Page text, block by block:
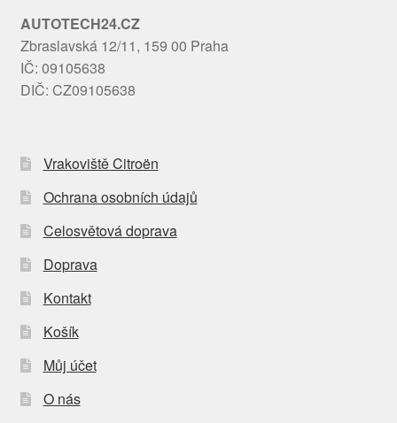
AUTOTECH24.CZ
Zbraslavská 12/11, 159 00 Praha
IČ: 09105638
DIČ: CZ09105638
Vrakoviště Citroën
Ochrana osobních údajů
Celosvětová doprava
Doprava
Kontakt
Košík
Můj účet
O nás